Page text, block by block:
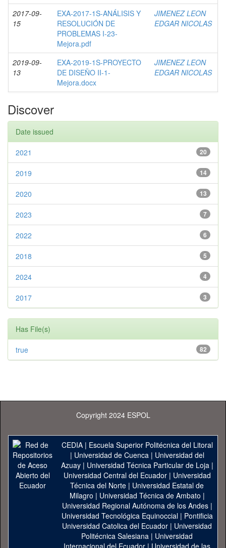
2017-09-
15
EXA-2017-1S-ANÁLISIS Y
RESOLUCIÓN DE
PROBLEMAS I-23-
Mejora.pdf
JIMENEZ LEON
EDGAR NICOLAS
2019-09-
13
EXA-2019-1S-PROYECTO
DE DISEÑO II-1-
Mejora.docx
JIMENEZ LEON
EDGAR NICOLAS
Discover
Date issued
20
2021
14
2019
13
2020
7
2023
6
2022
5
2018
4
2024
3
2017
Has File(s)
82
true
Copyright 2024 ESPOL
CEDIA| Escuela Superior Politécnica del Litoral
| Universidad de Cuenca| Universidad del
Azuay| Universidad Técnica Particular de Loja|
Universidad Central del Ecuador| Universidad
Técnica del Norte | Universidad Estatal de
Milagro | Universidad Técnica de Ambato |
Universidad Regional Autónoma de los Andes|
Universidad Tecnológica Equinoccial| Pontificia
Universidad Catolica del Ecuador | Universidad
Politécnica Salesiana | Universidad
Internacional del Ecuador | Universidad de las